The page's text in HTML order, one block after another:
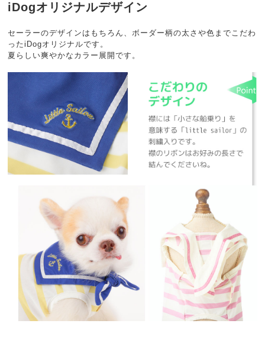
iDogオリジナルデザイン
セーラーのデザインはもちろん、ボーダー柄の太さや色までこだわ
ったiDogオリジナルです。
夏らしい爽やかなカラー展開です。